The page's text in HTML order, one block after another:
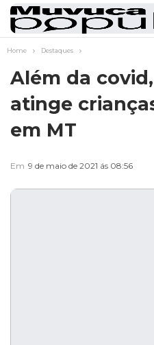
Home Destaques
Além da
atinge
em MT
Em 9 de maio de 2021 ás 08:56